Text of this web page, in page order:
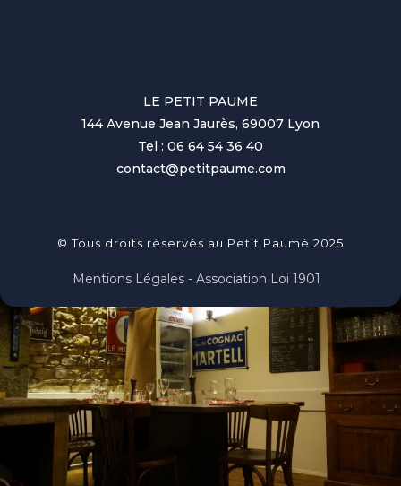
LE PETIT PAUME
144 Avenue Jean Jaurès, 69007 Lyon
Tel : 06 64 54 36 40
contact@petitpaume.com
© Tous droits réservés au Petit Paumé 2025
Mentions Légales - Association Loi 1901